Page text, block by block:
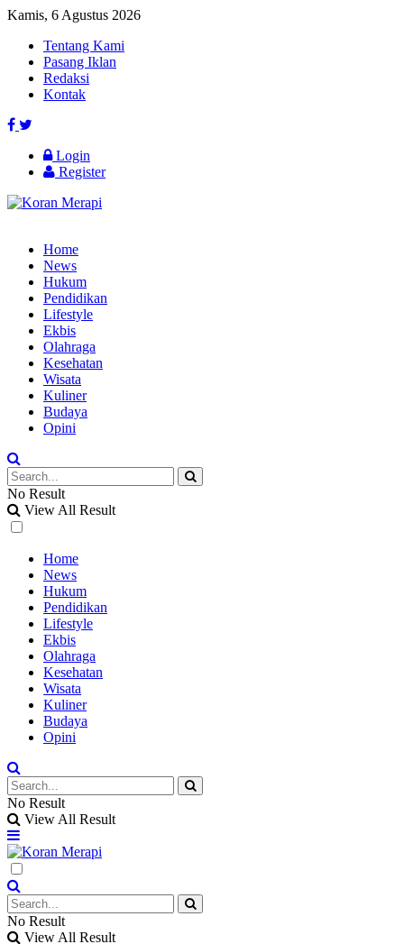
Kamis, 6 Agustus 2026
Tentang Kami
Pasang Iklan
Redaksi
Kontak
Login
Register
Home
News
Hukum
Pendidikan
Lifestyle
Ekbis
Olahraga
Kesehatan
Wisata
Kuliner
Budaya
Opini
No Result
View All Result
Home
News
Hukum
Pendidikan
Lifestyle
Ekbis
Olahraga
Kesehatan
Wisata
Kuliner
Budaya
Opini
No Result
View All Result
No Result
View All Result